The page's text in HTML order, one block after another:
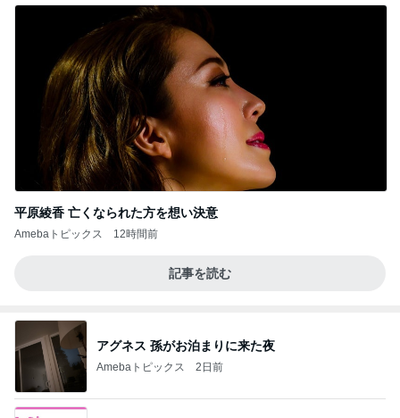
平原綾香 亡くなられた方を想い決意
Amebaトピックス 12時間前
記事を読む
アグネス 孫がお泊まりに来た夜
Amebaトピックス 2日前